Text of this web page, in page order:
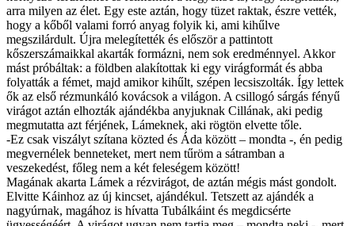
arra milyen az élet. Egy este aztán, hogy tüzet raktak, észre vették,
hogy a kőből valami forró anyag folyik ki, ami kihűlve
megszilárdult. Újra melegítették és először a pattintott
kőszerszámaikkal akarták formázni, nem sok eredménnyel. Akkor
mást próbáltak: a földben alakítottak ki egy virágformát és abba
folyatták a fémet, majd amikor kihűlt, szépen lecsiszolták. Így lettek
ők az első rézmunkáló kovácsok a világon. A csillogó sárgás fényű
virágot aztán elhozták ajándékba anyjuknak Cillának, aki pedig
megmutatta azt férjének, Lámeknek, aki rögtön elvette tőle.
-Ez csak viszályt szítana közted és Áda között – mondta -, én pedig
megvernélek benneteket, mert nem tűröm a sátramban a
veszekedést, főleg nem a két feleségem között!
Magának akarta Lámek a rézvirágot, de aztán mégis mást gondolt.
Elvitte Káinhoz az új kincset, ajándékul. Tetszett az ajándék a
nagyúrnak, magához is hívatta Tubálkáint és megdicsérte